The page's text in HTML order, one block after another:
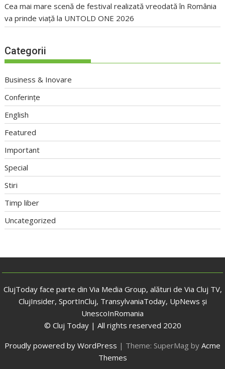
Cea mai mare scenă de festival realizată vreodată în România
va prinde viață la UNTOLD ONE 2026
Categorii
Business & Inovare
Conferințe
English
Featured
Important
Special
Stiri
Timp liber
Uncategorized
ClujToday face parte din Via Media Group, alături de Via Cluj TV,
ClujInsider, SportInCluj, TransylvaniaToday, UpNews și
UnescoInRomania
© Cluj Today | All rights reserved 2020
Proudly powered by WordPress | Theme: SuperMag by Acme
Themes